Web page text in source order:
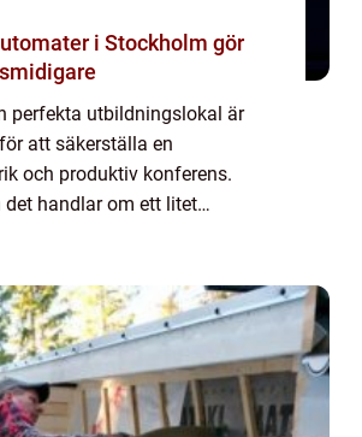
i Stockholm gör
perfekta utbildningslokal är
att säkerställa en
och produktiv konferens.
det handlar om ett litet